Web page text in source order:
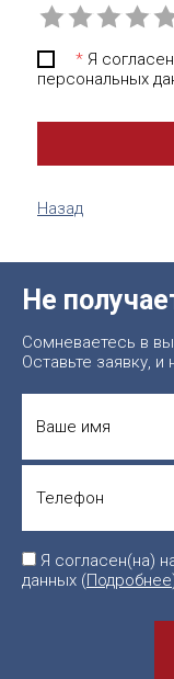
* Я
персональных
Назад
Не
Сомневаетесь в
Оставьте заявку,
Я согласен(на)
данных (Подробнее